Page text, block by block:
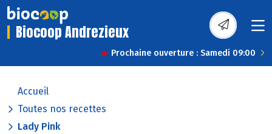
Biocoop Andrezieux
Prochaine ouverture : Samedi 09:00
Accueil
Toutes nos recettes
Lady Pink